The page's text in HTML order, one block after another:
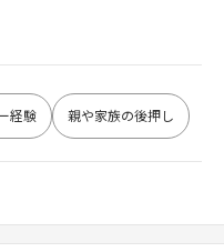
経験 親や家族の後押し